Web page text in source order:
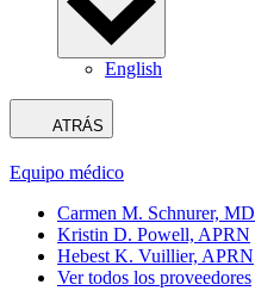
English
ATRÁS
Equipo médico
Carmen M. Schnurer, MD
Kristin D. Powell, APRN
Hebest K. Vuillier, APRN
Ver todos los proveedores